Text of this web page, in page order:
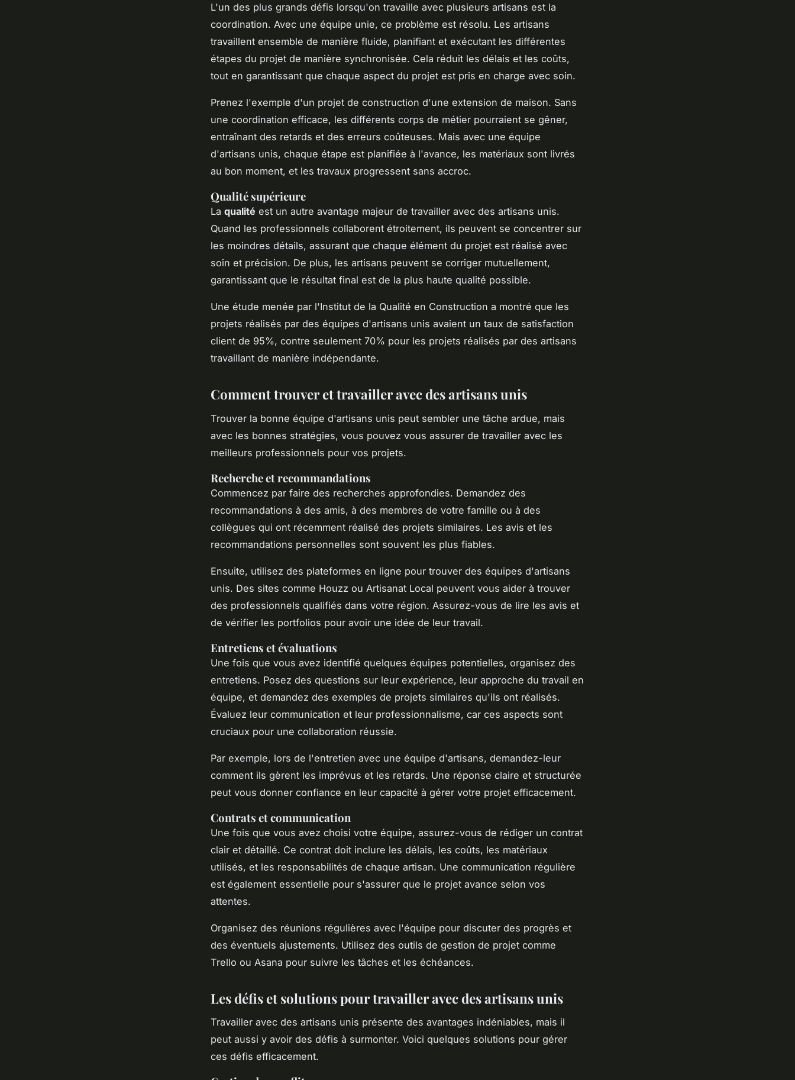
L'un des plus grands défis lorsqu'on travaille avec plusieurs artisans est la
coordination. Avec une équipe unie, ce problème est résolu. Les artisans
travaillent ensemble de manière fluide, planifiant et exécutant les différentes
étapes du projet de manière synchronisée. Cela réduit les délais et les coûts,
tout en garantissant que chaque aspect du projet est pris en charge avec soin.
Prenez l'exemple d'un projet de construction d'une extension de maison. Sans
une coordination efficace, les différents corps de métier pourraient se gêner,
entraînant des retards et des erreurs coûteuses. Mais avec une équipe
d'artisans unis, chaque étape est planifiée à l'avance, les matériaux sont livrés
au bon moment, et les travaux progressent sans accroc.
Qualité supérieure
La qualité est un autre avantage majeur de travailler avec des artisans unis.
Quand les professionnels collaborent étroitement, ils peuvent se concentrer sur
les moindres détails, assurant que chaque élément du projet est réalisé avec
soin et précision. De plus, les artisans peuvent se corriger mutuellement,
garantissant que le résultat final est de la plus haute qualité possible.
Une étude menée par l'Institut de la Qualité en Construction a montré que les
projets réalisés par des équipes d'artisans unis avaient un taux de satisfaction
client de 95%, contre seulement 70% pour les projets réalisés par des artisans
travaillant de manière indépendante.
Comment trouver et travailler avec des artisans unis
Trouver la bonne équipe d'artisans unis peut sembler une tâche ardue, mais
avec les bonnes stratégies, vous pouvez vous assurer de travailler avec les
meilleurs professionnels pour vos projets.
Recherche et recommandations
Commencez par faire des recherches approfondies. Demandez des
recommandations à des amis, à des membres de votre famille ou à des
collègues qui ont récemment réalisé des projets similaires. Les avis et les
recommandations personnelles sont souvent les plus fiables.
Ensuite, utilisez des plateformes en ligne pour trouver des équipes d'artisans
unis. Des sites comme Houzz ou Artisanat Local peuvent vous aider à trouver
des professionnels qualifiés dans votre région. Assurez-vous de lire les avis et
de vérifier les portfolios pour avoir une idée de leur travail.
Entretiens et évaluations
Une fois que vous avez identifié quelques équipes potentielles, organisez des
entretiens. Posez des questions sur leur expérience, leur approche du travail en
équipe, et demandez des exemples de projets similaires qu'ils ont réalisés.
Évaluez leur communication et leur professionnalisme, car ces aspects sont
cruciaux pour une collaboration réussie.
Par exemple, lors de l'entretien avec une équipe d'artisans, demandez-leur
comment ils gèrent les imprévus et les retards. Une réponse claire et structurée
peut vous donner confiance en leur capacité à gérer votre projet efficacement.
Contrats et communication
Une fois que vous avez choisi votre équipe, assurez-vous de rédiger un contrat
clair et détaillé. Ce contrat doit inclure les délais, les coûts, les matériaux
utilisés, et les responsabilités de chaque artisan. Une communication régulière
est également essentielle pour s'assurer que le projet avance selon vos
attentes.
Organisez des réunions régulières avec l'équipe pour discuter des progrès et
des éventuels ajustements. Utilisez des outils de gestion de projet comme
Trello ou Asana pour suivre les tâches et les échéances.
Les défis et solutions pour travailler avec des artisans unis
Travailler avec des artisans unis présente des avantages indéniables, mais il
peut aussi y avoir des défis à surmonter. Voici quelques solutions pour gérer
ces défis efficacement.